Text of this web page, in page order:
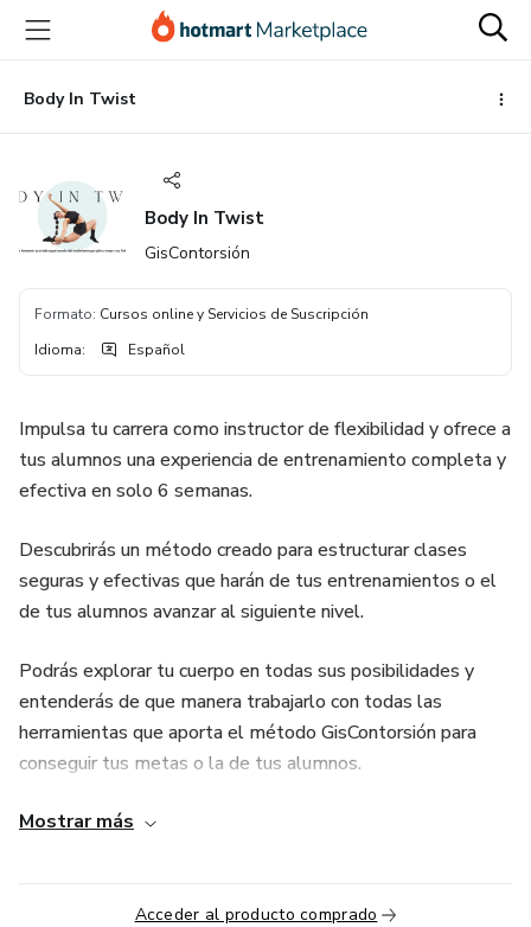
principal
página
de
página
Body In Twist
Body In Twist
GisContorsión
Formato: Cursos online y Servicios de Suscripción
Idioma: Español
Impulsa tu carrera como instructor de flexibilidad y ofrece a
tus alumnos una experiencia de entrenamiento completa y
efectiva en solo 6 semanas.
Descubrirás un método creado para estructurar clases
seguras y efectivas que harán de tus entrenamientos o el
de tus alumnos avanzar al siguiente nivel.
Podrás explorar tu cuerpo en todas sus posibilidades y
entenderás de que manera trabajarlo con todas las
herramientas que aporta el método GisContorsión para
conseguir tus metas o la de tus alumnos.
Un método cuidado al más mínimo detalle seleccionando
físico, mental y sobre todo técnico.
Mostrar más
Acceder al producto comprado